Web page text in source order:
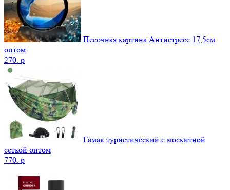
Песочная картина Антистресс 17,5см
оптом
270. p
Гамак туристический с москитной
сеткой оптом
770. p